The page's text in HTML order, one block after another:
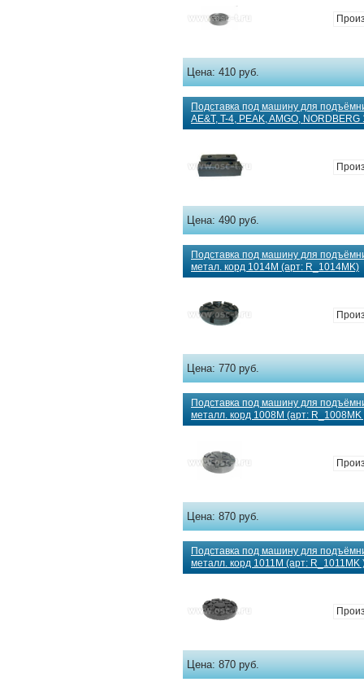
Цена:410 руб.
Подставка под машину для
AE&T, T-4, PEAK, AMGO,
Цена:490 руб.
Подставка под машину для
метал. корд 1014M (арт: R_1014MK)
Цена:770 руб.
Подставка под машину для
металл. корд 1008M (арт: R_1008MK
Цена:870 руб.
Подставка под машину для
металл. корд 1011M (арт: R_1011MK
Цена:870 руб.